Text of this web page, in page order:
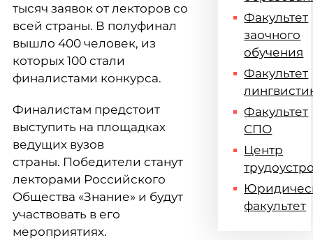
тысяч заявок от лекторов со
всей страны. В полуфинал
вышло 400 человек, из
которых 100 стали
финалистами конкурса.
Финалистам предстоит
выступить на площадках
ведущих вузов
страны. Победители станут
лекторами Российского
Общества «Знание» и будут
участвовать в его
мероприятиях.
Факультет
заочного
обучения
Факультет
Факультет
СПО
Центр
факультет